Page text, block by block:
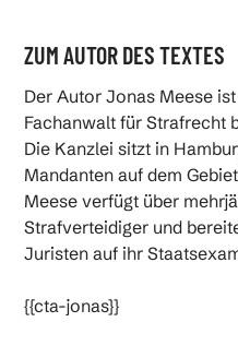
ZUM AUTOR DES TEXTES
Der Autor Jonas Meese
Fachanwalt für Strafrecht
Die Kanzlei sitzt in
Mandanten auf dem
Meese verfügt über
Strafverteidiger und
Juristen auf ihr
{{cta-jonas}}